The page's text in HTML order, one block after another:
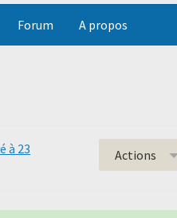
Forum A propos
à 23
Actions